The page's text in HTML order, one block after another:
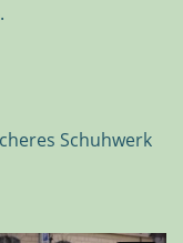
Schuhwerk